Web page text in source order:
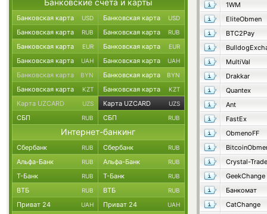
1WM
EliteObmen
BTC2Pay
MultiVal
Drakkar
Quantex
Ant
FastEx
ObmenoFF
Crystal-Trade
GeekChange
Банкомат
CatChange
Банковские счета и карты
Банковская карта USD Банковская карта USD
Банковская карта RUB Банковская карта RUB
Банковская карта EUR Банковская карта EUR
Банковская карта UAH Банковская карта UAH
Банковская карта BYN Банковская карта BYN
Банковская карта KZT Банковская карта KZT
Карта UZCARD UZS Карта UZCARD UZS
СБП RUB СБП RUB
Интернет-банкинг
Сбербанк RUB Сбербанк RUB
Альфа-Банк RUB Альфа-Банк RUB
Т-Банк RUB Т-Банк RUB
ВТБ RUB ВТБ RUB
Приват 24 UAH Приват 24 UAH